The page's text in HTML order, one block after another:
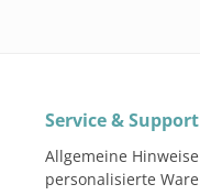
Service & Support
Allgemeine Hinweise
personalisierte Ware